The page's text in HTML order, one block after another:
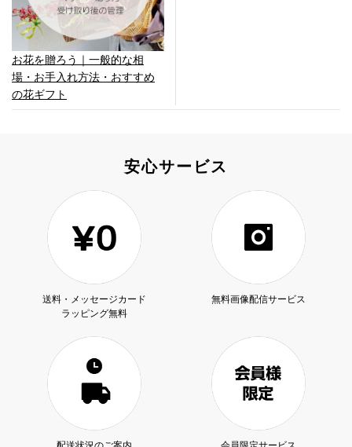
お花を贈ろう｜一般的な相
場・お手入れ方法・おすすめ
の花ギフト
安心サービス
送料・メッセージカード
ラッピング無料
無料画像配信サービス